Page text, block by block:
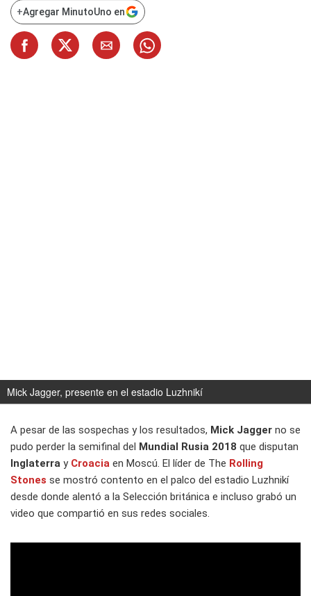
+Agregar MinutoUno en
Mick Jagger, presente en el estadio Luzhnikí
A pesar de las sospechas y los resultados, Mick Jagger no se
pudo perder la semifinal del Mundial Rusia 2018 que disputan
Inglaterra y Croacia en Moscú. El líder de The Rolling
Stones se mostró contento en el palco del estadio Luzhnikí
desde donde alentó a la Selección británica e incluso grabó un
video que compartió en sus redes sociales.